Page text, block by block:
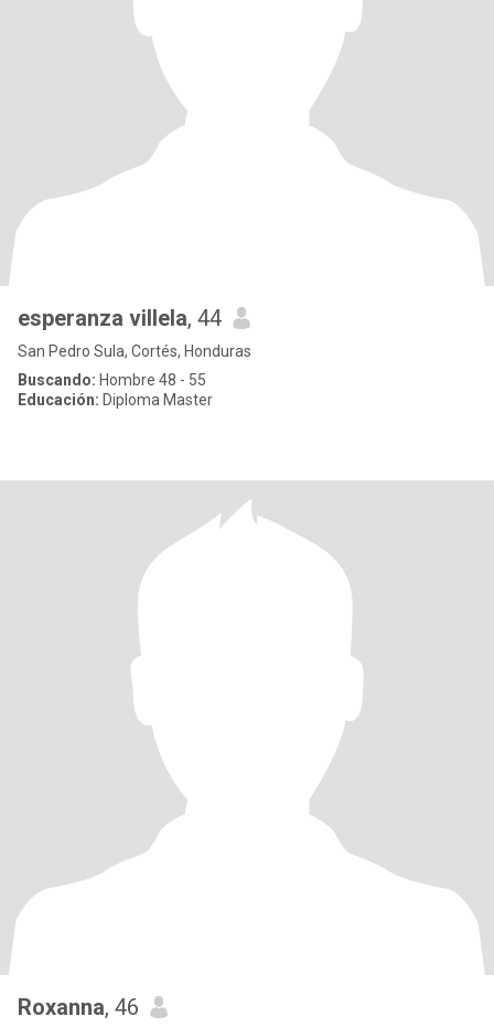
esperanza villela, 44
San Pedro Sula, Cortés, Honduras
Buscando: Hombre 48 - 55
Educación: Diploma Master
Roxanna, 46